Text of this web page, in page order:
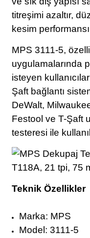
titreşimi azaltır,
kesim
MPS 3111-5,
uygulamalarında
isteyen
Şaft bağlantı
DeWalt,
Festool ve T-Şaft
testeresi ile
Teknik Özellikler
Marka: MPS
Model: 3111-5